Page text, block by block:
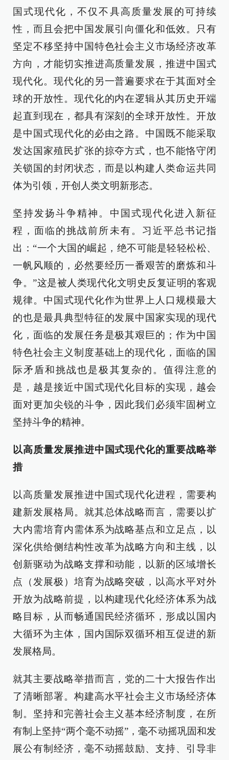
国式现代化，不仅不具高质量发展的可持续
性，而且会把中国发展引向僵化和低效。只有
坚定不移坚持中国特色社会主义市场经济改革
方向，才能切实推进高质量发展，推进中国式
现代化。现代化的另一普遍要求在于其面对全
球的开放性。现代化的内在逻辑从其历史开端
起直到现在，都具有深刻的全球开放性。开放
是中国式现代化的必由之路。中国既不能采取
发达国家殖民扩张的掠夺方式，也不能恪守闭
关锁国的封闭状态，而是以构建人类命运共同
体为引领，开创人类文明新形态。
坚持发扬斗争精神。中国式现代化进入新征
程，面临的挑战前所未有。习近平总书记指
出：“一个大国的崛起，绝不可能是轻轻松松、
一帆风顺的，必然要经历一番艰苦的磨炼和斗
争。”这是被人类现代化文明史反复证明的客观
规律。中国式现代化作为世界上人口规模最大
的也是最具典型特征的发展中国家实现的现代
化，面临的发展任务是极其艰巨的；作为中国
特色社会主义制度基础上的现代化，面临的国
际矛盾和挑战也是极其复杂的。值得注意的
是，越是接近中国式现代化目标的实现，越会
面对更加尖锐的斗争，因此我们必须牢固树立
坚持斗争的精神。
以高质量发展推进中国式现代化的重要战略举
措
以高质量发展推进中国式现代化进程，需要构
建新发展格局。就其总体战略而言，需要以扩
大内需培育内需体系为战略基点和立足点，以
深化供给侧结构性改革为战略方向和主线，以
创新驱动为战略支撑和动能，以新的区域增长
点（发展极）培育为战略突破，以高水平对外
开放为战略前提，以构建现代化经济体系为战
略目标，从而畅通国民经济循环，形成以国内
大循环为主体，国内国际双循环相互促进的新
发展格局。
就其主要战略举措而言，党的二十大报告作出
了清晰部署。构建高水平社会主义市场经济体
制。坚持和完善社会主义基本经济制度，在所
有制上坚持“两个毫不动摇”，毫不动摇巩固和发
展公有制经济，毫不动摇鼓励、支持、引导非